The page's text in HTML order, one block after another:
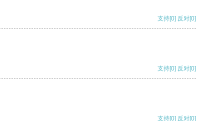
支持[0] 反对[0]
支持[0] 反对[0]
支持[0] 反对[0]